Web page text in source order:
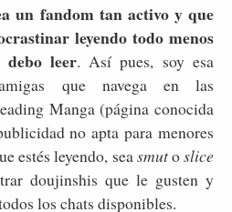
un fandom tan activo y que
leyendo todo menos
leer. Así pues, soy esa
que navega en las
Manga (página conocida
no apta para menores
estés leyendo, seasmutoslice
doujinshis que le gusten y
los chats disponibles.